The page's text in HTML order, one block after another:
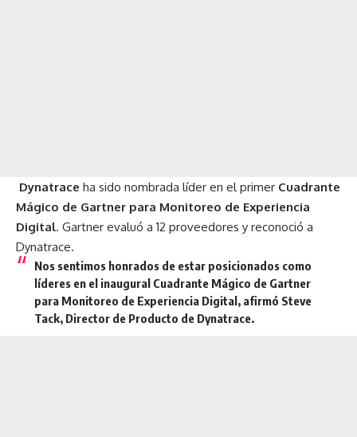
Dynatrace ha sido nombrada líder en el primer Cuadrante
Mágico de Gartner para Monitoreo de Experiencia
Digital. Gartner evaluó a 12 proveedores y reconoció a
Dynatrace.
Nos sentimos honrados de estar posicionados como
líderes en el inaugural Cuadrante Mágico de Gartner
para Monitoreo de Experiencia Digital, afirmó Steve
Tack, Director de Producto de Dynatrace.